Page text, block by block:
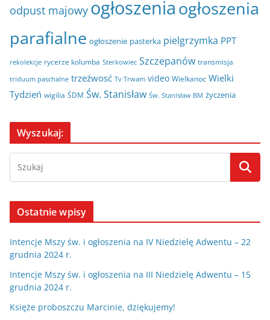
odpust majowy ogłoszeniaogłoszenia
parafialne ogłoszenie pasterka pielgrzymka PPT
rekolekcje rycerze kolumba Sterkowiec Szczepanów transmisja
triduum paschalne trzeźwosć Tv Trwam video Wielkanoc Wielki
Tydzień wigilia ŚDM Św. Stanisław Św. Stanisław BM życzenia
Wyszukaj:
Ostatnie wpisy
Intencje Mszy św. i ogłoszenia na IV Niedzielę Adwentu – 22
grudnia 2024 r.
Intencje Mszy św. i ogłoszenia na III Niedzielę Adwentu – 15
grudnia 2024 r.
Księże proboszczu Marcinie, dziękujemy!